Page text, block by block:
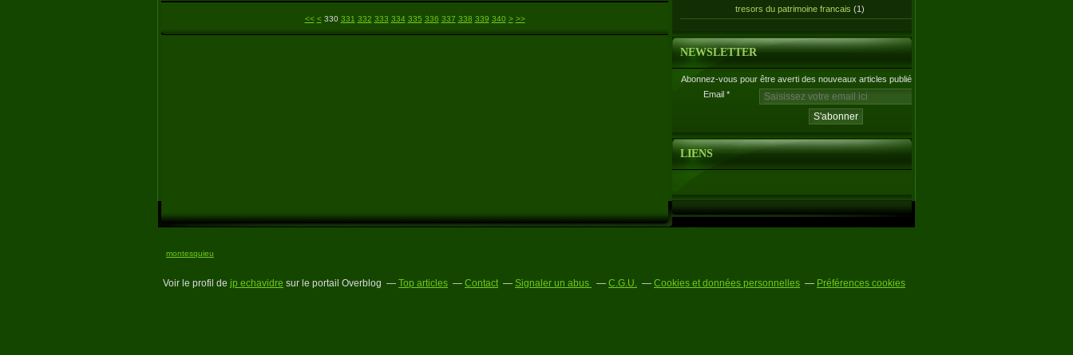
<< < 300
310
320
330 331 332 333 334 335 336 337 338 339 340 350
360
370
380
390
400
500
> >>
tresors du patrimoine francais (1)
NEWSLETTER
Abonnez-vous pour être averti des nouveaux articles publiés.
Email
LIENS
montesquieu
Voir le profil de jp echavidre sur le portail Overblog Top articles Contact Signaler un abus C.G.U. Cookies et données personnelles Préférences cookies